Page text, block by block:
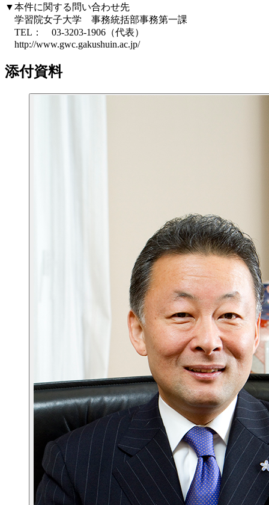
▼本件に関する問い合わせ先
学習院女子大学 事務統括部事務第一課
TEL： 03-3203-1906（代表）
http://www.gwc.gakushuin.ac.jp/
添付資料